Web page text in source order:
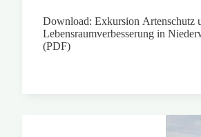
Download: Exkursion Artenschutz
Lebensraumverbesserung in
(PDF)